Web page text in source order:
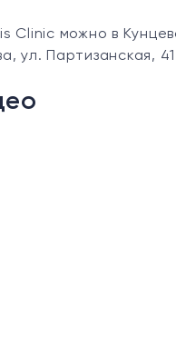
Clinic можно в
ул. Партизанская,